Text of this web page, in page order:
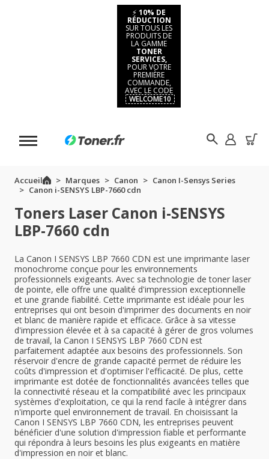
⚡ 10% DE
RÉDUCTION
SUR TOUS LES
PRODUITS DE
LA GAMME
TONER
SERVICES,
POUR VOTRE
PREMIÈRE
COMMANDE,
AVEC LE CODE
WELCOME10
Accueil Marques Canon
Canon I-Sensys Series
Canon i-SENSYS LBP-7660 cdn
Toners Laser Canon i-SENSYS
LBP-7660 cdn
La Canon I SENSYS LBP 7660 CDN est une imprimante laser
monochrome conçue pour les environnements
professionnels exigeants. Avec sa technologie de toner laser
de pointe, elle offre une qualité d'impression exceptionnelle
et une grande fiabilité. Cette imprimante est idéale pour les
entreprises qui ont besoin d'imprimer des documents en noir
et blanc de manière rapide et efficace. Grâce à sa vitesse
d'impression élevée et à sa capacité à gérer de gros volumes
de travail, la Canon I SENSYS LBP 7660 CDN est
parfaitement adaptée aux besoins des professionnels. Son
réservoir d'encre de grande capacité permet de réduire les
coûts d'impression et d'optimiser l'efficacité. De plus, cette
imprimante est dotée de fonctionnalités avancées telles que
la connectivité réseau et la compatibilité avec les principaux
systèmes d'exploitation, ce qui la rend facile à intégrer dans
n'importe quel environnement de travail. En choisissant la
Canon I SENSYS LBP 7660 CDN, les entreprises peuvent
bénéficier d'une solution d'impression fiable et performante
qui répondra à leurs besoins les plus exigeants en matière
d'impression en noir et blanc.